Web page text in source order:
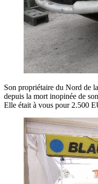
Son propriétaire du Nord de
depuis la mort inopinée de
Elle était à vous pour 2.500